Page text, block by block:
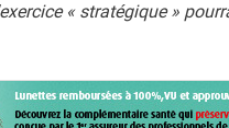
« stratégique »